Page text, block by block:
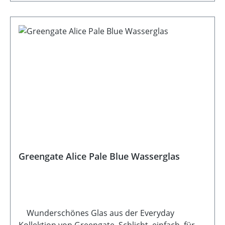
Greengate Alice Pale Blue Wasserglas
Wunderschönes Glas aus der Everyday